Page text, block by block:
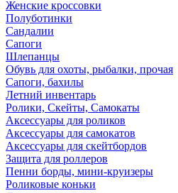
Женские кроссовки
Полуботинки
Сандалии
Сапоги
Шлепанцы
Обувь для охоты, рыбалки, прочая
Сапоги, бахилы
Летний инвентарь
Ролики, Скейты, Самокаты
Аксессуары для роликов
Аксессуары для самокатов
Аксессуары для скейтбордов
Защита для роллеров
Пенни борды, мини-круизеры
Роликовые коньки